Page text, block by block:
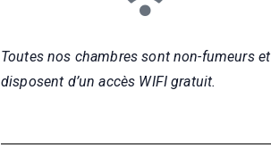
Toutes nos chambres sont non-fumeurs et
disposent d’un accès WIFI gratuit.